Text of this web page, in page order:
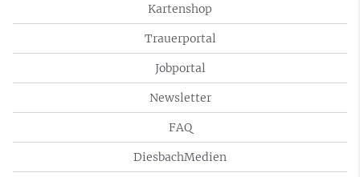
Kartenshop
Trauerportal
Jobportal
Newsletter
FAQ
DiesbachMedien